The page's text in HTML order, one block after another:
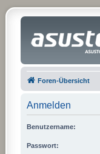
Foren-Übersicht
Anmelden
Benutzername:
Passwort: